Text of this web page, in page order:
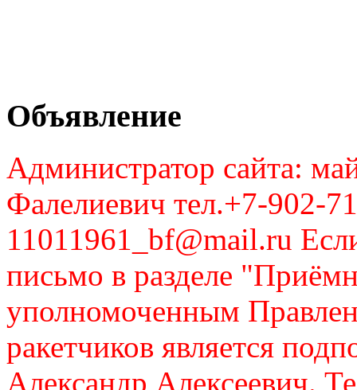
Объявление
Администратор сайта:
Фалелиевич тел.+7-902-
11011961_bf@mail.ru
письмо в разделе
уполномоченным
ракетчиков является
Александр Алексеевич.